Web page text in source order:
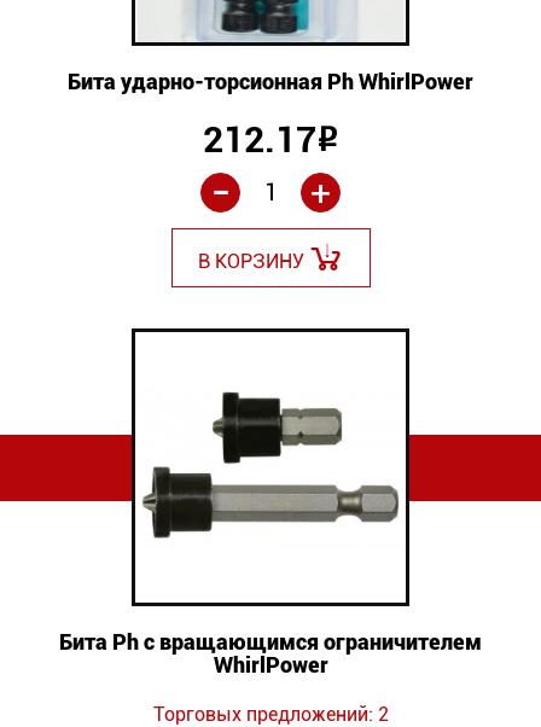
Бита ударно-торсионная Ph WhirlPower
212.17Р
+
-
В КОРЗИНУ
Бита Ph с вращающимся ограничителем
WhirlPower
Торговых предложений: 2